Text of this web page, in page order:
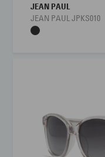
JEAN PAUL
JEAN PAUL JPKS010